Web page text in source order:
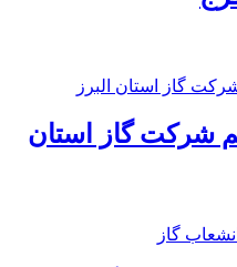
شرکت گاز استان